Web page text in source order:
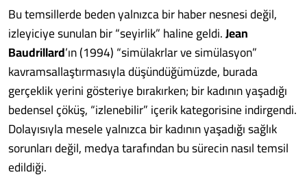
Bu temsillerde beden yalnızca bir haber nesnesi değil,
izleyiciye sunulan bir “seyirlik” haline geldi.Jean
Baudrillard’ın (1994) “simülakrlar ve simülasyon”
kavramsallaştırmasıyla düşündüğümüzde, burada
gerçeklik yerini gösteriye bırakırken; bir kadının yaşadığı
bedensel çöküş, “izlenebilir” içerik kategorisine indirgendi.
Dolayısıyla mesele yalnızca bir kadının yaşadığı sağlık
sorunları değil, medya tarafından bu sürecin nasıl temsil
edildiği.